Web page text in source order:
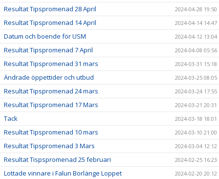
Resultat Tipspromenad 28 April 2024-04-28 19:50
Resultat Tipspromenad 14 April 2024-04-14 14:47
Datum och boende för USM 2024-04-12 13:04
Resultat Tipspromenad 7 April 2024-04-08 05:56
Resultat Tipspromenad 31 mars 2024-03-31 15:18
Ändrade öppettider och utbud 2024-03-25 08:05
Resultat Tipspromenad 24 mars 2024-03-24 17:55
Resultat Tipspromenad 17 Mars 2024-03-21 20:31
Tack 2024-03-18 18:01
Resultat Tipspromenad 10 mars 2024-03-10 21:00
Resultat Tipspromenad 3 Mars 2024-03-04 12:12
Resultat Tispspromenad 25 februari 2024-02-25 16:23
Lottade vinnare i Falun Borlänge Loppet 2024-02-20 20:12